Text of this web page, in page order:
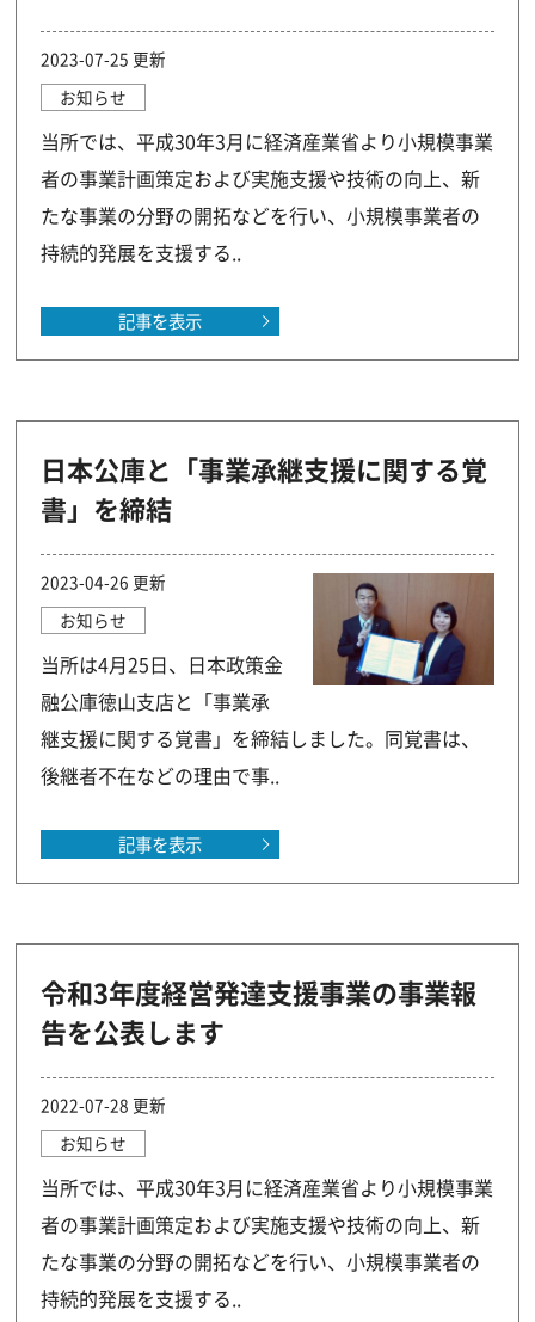
2023-07-25 更新
お知らせ
当所では、平成30年3月に経済産業省より小規模事業
者の事業計画策定および実施支援や技術の向上、新
たな事業の分野の開拓などを行い、小規模事業者の
持続的発展を支援する..
記事を表示
日本公庫と「事業承継支援に関する覚
書」を締結
2023-04-26 更新
お知らせ
当所は4月25日、日本政策金
融公庫徳山支店と「事業承
継支援に関する覚書」を締結しました。同覚書は、
後継者不在などの理由で事..
記事を表示
令和3年度経営発達支援事業の事業報
告を公表します
2022-07-28 更新
お知らせ
当所では、平成30年3月に経済産業省より小規模事業
者の事業計画策定および実施支援や技術の向上、新
たな事業の分野の開拓などを行い、小規模事業者の
持続的発展を支援する..